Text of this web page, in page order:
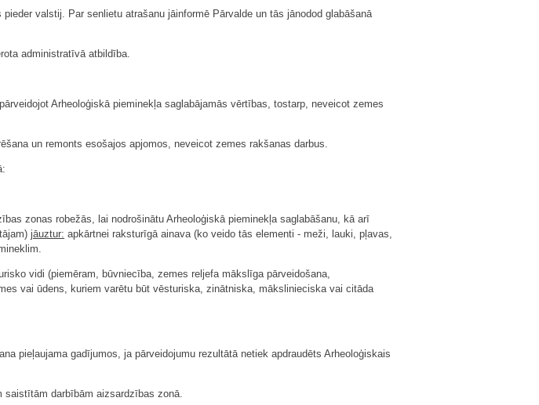
valstij. Par senlietu atrašanu jāinformē Pārvalde un tās jānodod glabāšanā
administratīvā atbildība.
Arheoloģiskā pieminekļa saglabājamās vērtības, tostarp, neveicot zemes
un remonts esošajos apjomos, neveicot zemes rakšanas darbus.
zonas robežās, lai nodrošinātu Arheoloģiskā pieminekļa saglabāšanu, kā arī
jāuztur: apkārtnei raksturīgā ainava (ko veido tās elementi - meži, lauki, pļavas,
vidi (piemēram, būvniecība, zemes reljefa mākslīga pārveidošana,
vai ūdens, kuriem varētu būt vēsturiska, zinātniska, mākslinieciska vai citāda
pieļaujama gadījumos, ja pārveidojumu rezultātā netiek apdraudēts Arheoloģiskais
saistītām darbībām aizsardzības zonā.